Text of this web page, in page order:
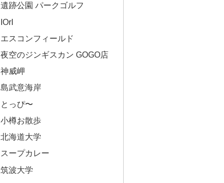
遺跡公園 パークゴルフ
IOrI
エスコンフィールド
夜空のジンギスカン GOGO店
神威岬
島武意海岸
とっぴ〜
小樽お散歩
北海道大学
スープカレー
筑波大学